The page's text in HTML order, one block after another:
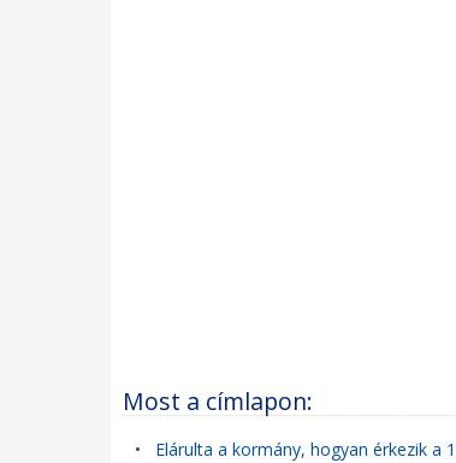
Most a címlapon:
• Elárulta a kormány, hogyan érkezik a